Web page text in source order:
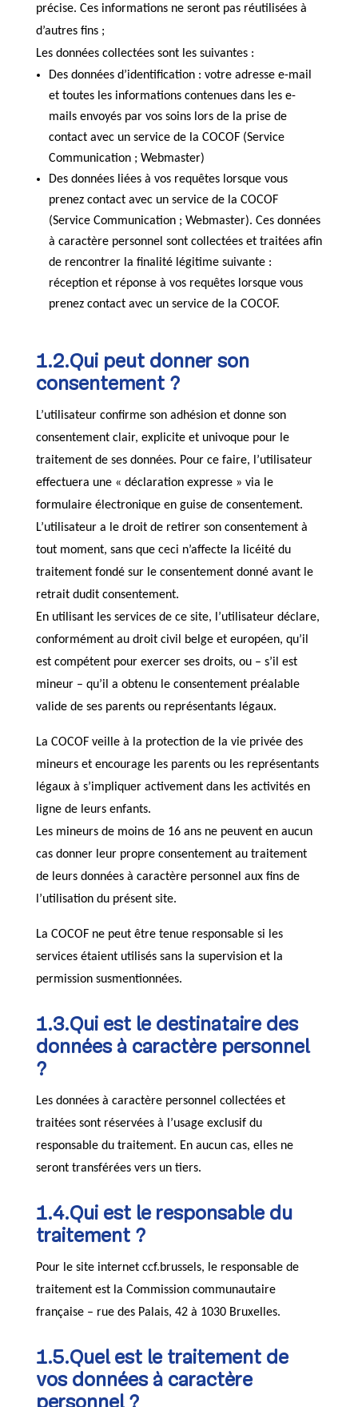
précise. Ces informations ne seront pas réutilisées à
d’autres fins ;
Les données collectées sont les suivantes :
Des données d’identification : votre adresse e-mail
et toutes les informations contenues dans les e-
mails envoyés par vos soins lors de la prise de
contact avec un service de la COCOF (Service
Communication ; Webmaster)
Des données liées à vos requêtes lorsque vous
prenez contact avec un service de la COCOF
(Service Communication ; Webmaster). Ces données
à caractère personnel sont collectées et traitées afin
de rencontrer la finalité légitime suivante :
réception et réponse à vos requêtes lorsque vous
prenez contact avec un service de la COCOF.
1.2.Qui peut donner son
consentement ?
L’utilisateur confirme son adhésion et donne son
consentement clair, explicite et univoque pour le
traitement de ses données. Pour ce faire, l’utilisateur
effectuera une « déclaration expresse » via le
formulaire électronique en guise de consentement.
L’utilisateur a le droit de retirer son consentement à
tout moment, sans que ceci n’affecte la licéité du
traitement fondé sur le consentement donné avant le
retrait dudit consentement.
En utilisant les services de ce site, l’utilisateur déclare,
conformément au droit civil belge et européen, qu’il
est compétent pour exercer ses droits, ou – s’il est
mineur – qu’il a obtenu le consentement préalable
valide de ses parents ou représentants légaux.
La COCOF veille à la protection de la vie privée des
mineurs et encourage les parents ou les représentants
légaux à s’impliquer activement dans les activités en
ligne de leurs enfants.
Les mineurs de moins de 16 ans ne peuvent en aucun
cas donner leur propre consentement au traitement
de leurs données à caractère personnel aux fins de
l’utilisation du présent site.
La COCOF ne peut être tenue responsable si les
services étaient utilisés sans la supervision et la
permission susmentionnées.
1.3.Qui est le destinataire des
données à caractère personnel
?
Les données à caractère personnel collectées et
traitées sont réservées à l’usage exclusif du
responsable du traitement. En aucun cas, elles ne
seront transférées vers un tiers.
1.4.Qui est le responsable du
traitement ?
Pour le site internet ccf.brussels, le responsable de
traitement est la Commission communautaire
française – rue des Palais, 42 à 1030 Bruxelles.
1.5.Quel est le traitement de
vos données à caractère